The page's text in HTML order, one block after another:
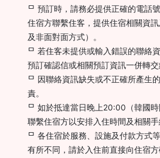
ᄆ 預訂時，請務必提供正確的電話
住宿方聯繫住客，提供住宿相關資
及非面對面方式）。
ᄆ 若住客未提供或輸入錯誤的聯絡
預訂確認信或相關預訂資訊一併轉交
ᄆ 因聯絡資訊缺失或不正確所產生
責。
ᄆ 如於抵達當日晚上20:00（韓國
聯繫住宿方以安排入住時間及相關手
ᄆ 各住宿於服務、設施及付款方式
有所不同，請於入住前直接向住宿方